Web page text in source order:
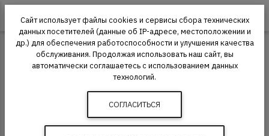
Ковровая плитка Desso
Ковровая плитка Desso Arable
33 класс 7.5 мм 10 лет
Сайт использует файлы cookies и сервисы сбора технических
данных посетителей (данные об IP-адресе, местоположении и
др.) для обеспечения работоспособности и улучшения качества
обслуживания. Продолжая использовать наш сайт, вы
автоматически соглашаетесь с использованием данных
технологий.
СОГЛАСИТЬСЯ